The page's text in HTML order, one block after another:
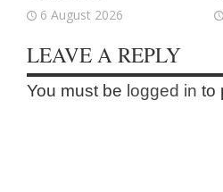
6 August 2026
LEAVE A REPLY
You must be logged in to